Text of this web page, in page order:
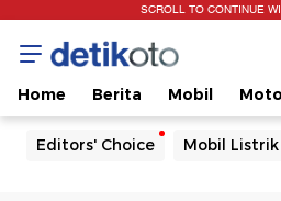
SCROLL TO CONTINUE
Home Berita Mobil
Editors' Choice Mobil Listrik